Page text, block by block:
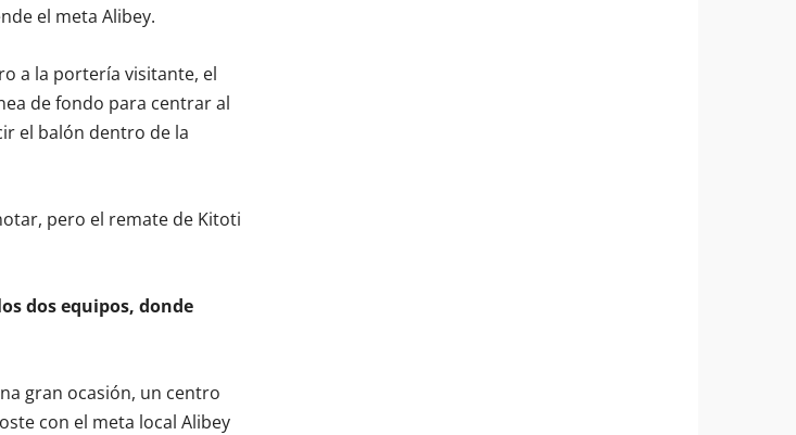
el meta Alibey.
a la portería visitante, el
de fondo para centrar al
el balón dentro de la
pero el remate de Kitoti
dos equipos, donde
gran ocasión, un centro
con el meta local Alibey